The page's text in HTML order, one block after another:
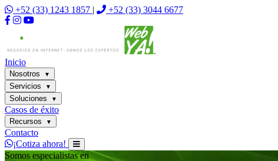
+52 (33) 1243 1857 | +52 (33) 3044 6677
Inicio
Nosotros ▼
Servicios ▼
Soluciones ▼
Casos de éxito
Recursos ▼
Contacto
¡Cotiza ahora!
Somos especialistas en